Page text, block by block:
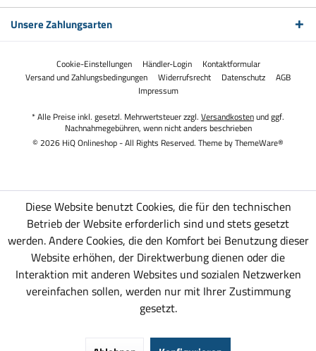
Unsere Zahlungsarten
Cookie-Einstellungen Händler-Login
Kontaktformular
Versand und Zahlungsbedingungen
Widerrufsrecht Datenschutz
AGB
Impressum
* Alle Preise inkl. gesetzl. Mehrwertsteuer zzgl. Versandkostenund ggf.
Nachnahmegebühren, wenn nicht anders beschrieben
© 2026 HiQ Onlineshop - All Rights Reserved. Theme byThemeWare®
Diese Website benutzt Cookies, die für den technischen
Betrieb der Website erforderlich sind und stets gesetzt
werden. Andere Cookies, die den Komfort bei Benutzung dieser
Website erhöhen, der Direktwerbung dienen oder die
Interaktion mit anderen Websites und sozialen Netzwerken
vereinfachen sollen, werden nur mit Ihrer Zustimmung
gesetzt.